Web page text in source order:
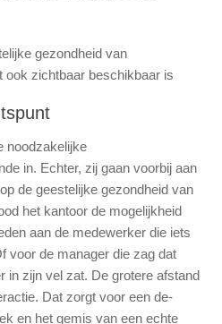
gezondheid van
ook zichtbaar beschikbaar is
noodzakelijke
in. Echter, zij gaan voorbij aan
de geestelijke gezondheid van
het kantoor de mogelijkheid
aan de medewerker die iets
voor de manager die zag dat
in zijn vel zat. De grotere afstand
Dat zorgt voor een de-
en het gemis van een echte